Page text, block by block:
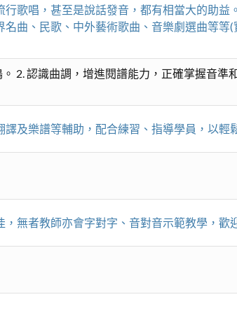
歌唱，甚至是說話發音，都有相當大的助
曲、民歌、中外藝術歌曲、音樂劇選曲等
2. 認識曲調，增進閱譜能力，正確掌握音準
及樂譜等輔助，配合練習、指導學員，以輕
無者教師亦會字對字、音對音示範教學，歡